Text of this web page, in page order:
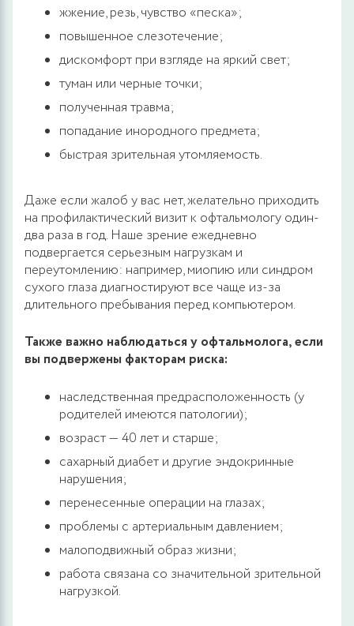
жжение, резь, чувство «песка»;
повышенное слезотечение;
дискомфорт при взгляде на яркий свет;
туман или черные точки;
полученная травма;
попадание инородного предмета;
быстрая зрительная утомляемость.
Даже если жалоб у вас нет, желательно приходить
на профилактический визит к офтальмологу один-
два раза в год. Наше зрение ежедневно
подвергается серьезным нагрузкам и
переутомлению: например, миопию или синдром
сухого глаза диагностируют все чаще из-за
длительного пребывания перед компьютером.
Также важно наблюдаться у офтальмолога, если
вы подвержены факторам риска:
наследственная предрасположенность (у
родителей имеются патологии);
возраст — 40 лет и старше;
сахарный диабет и другие эндокринные
нарушения;
перенесенные операции на глазах;
проблемы с артериальным давлением;
малоподвижный образ жизни;
работа связана со значительной зрительной
нагрузкой.